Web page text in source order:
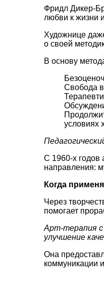
Фридл Дикер-
любви к жизни
Художнице
о своей
В основу
Свобода
условиях
С 1960-х годов
направления:
Когда
Через
помогает
Арт-терапия с
улучшение
Она
коммуникации